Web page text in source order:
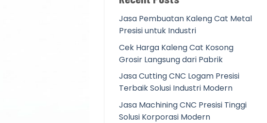
Jasa Pembuatan Kaleng Cat Metal
Presisi untuk Industri
Cek Harga Kaleng Cat Kosong
Grosir Langsung dari Pabrik
Jasa Cutting CNC Logam Presisi
Terbaik Solusi Industri Modern
Jasa Machining CNC Presisi Tinggi
Solusi Korporasi Modern